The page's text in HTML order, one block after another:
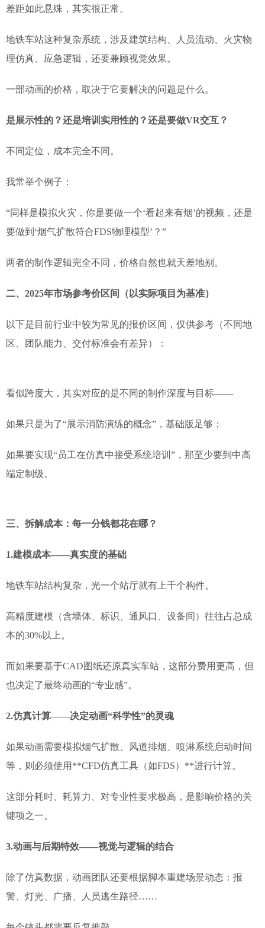
差距如此悬殊，其实很正常。
地铁车站这种复杂系统，涉及建筑结构、人员流动、火灾物
理仿真、应急逻辑，还要兼顾视觉效果。
一部动画的价格，取决于它要解决的问题是什么。
是展示性的？还是培训实用性的？还是要做VR交互？
不同定位，成本完全不同。
我常举个例子：
“同样是模拟火灾，你是要做一个‘看起来有烟’的视频，还是
要做到‘烟气扩散符合FDS物理模型’？”
两者的制作逻辑完全不同，价格自然也就天差地别。
二、2025年市场参考价区间（以实际项目为基准）
以下是目前行业中较为常见的报价区间，仅供参考（不同地
区、团队能力、交付标准会有差异）：
看似跨度大，其实对应的是不同的制作深度与目标——
如果只是为了“展示消防演练的概念”，基础版足够；
如果要实现“员工在仿真中接受系统培训”，那至少要到中高
端定制级。
三、拆解成本：每一分钱都花在哪？
1.建模成本——真实度的基础
地铁车站结构复杂，光一个站厅就有上千个构件。
高精度建模（含墙体、标识、通风口、设备间）往往占总成
本的30%以上。
而如果要基于CAD图纸还原真实车站，这部分费用更高，但
也决定了最终动画的“专业感”。
2.仿真计算——决定动画“科学性”的灵魂
如果动画需要模拟烟气扩散、风道排烟、喷淋系统启动时间
等，则必须使用**CFD仿真工具（如FDS）**进行计算。
这部分耗时、耗算力、对专业性要求极高，是影响价格的关
键项之一。
3.动画与后期特效——视觉与逻辑的结合
除了仿真数据，动画团队还要根据脚本重建场景动态：报
警、灯光、广播、人员逃生路径……